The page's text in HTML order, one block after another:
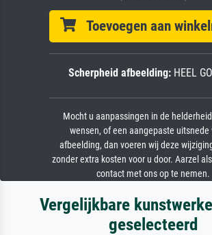
Toevoegen aan
Scherpheid afbeelding: HEEL
Mocht u aanpassingen in de
wensen, of een aangepaste uitsnede
afbeelding, dan voeren wij deze
zonder extra kosten voor u door. Aarzel
contact met ons op te nemen.
Vergelijkbare
geselecteerd